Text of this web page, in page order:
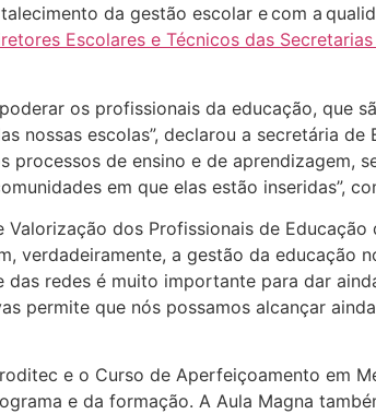
da gestão escolar e com a
Escolares e Técnicos das
os profissionais da educação, que
nossas escolas”, declarou a secretária de
processos de ensino e de aprendizagem,
em que elas estão inseridas”,
dos Profissionais de Educação
verdadeiramente, a gestão da educação
das redes é muito importante para dar
permite que nós possamos alcançar
e o Curso de Aperfeiçoamento em
e da formação. A Aula Magna